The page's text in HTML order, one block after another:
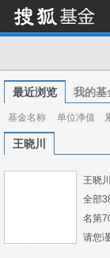
最近浏览 我的基
基金名称 单位净值
王晓川
王晓
全部
名第
请您